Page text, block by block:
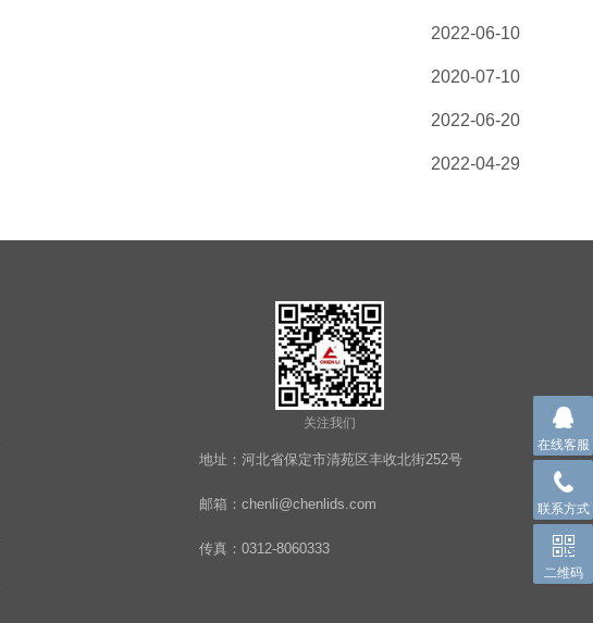
2022-06-10
2020-07-10
2022-06-20
2022-04-29
关注我们
地址：河北省保定市清苑区丰收北街252号
邮箱：chenli@chenlids.com
传真：0312-8060333
在线客服
联系方式
二维码